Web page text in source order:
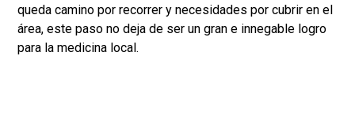
queda camino por recorrer y necesidades por cubrir en el
área, este paso no deja de ser un gran e innegable logro
para la medicina local.